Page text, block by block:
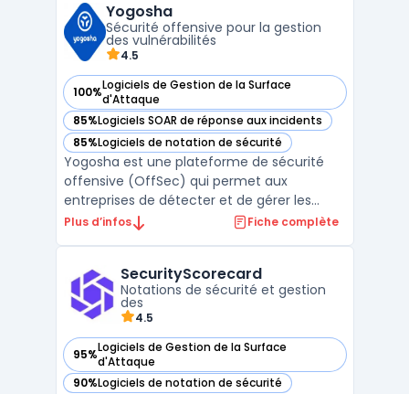
conformité afin de cartographier
configurations, ident ...
Yogosha
Sécurité offensive pour la gestion
des vulnérabilités
4.5
100%Logiciels de Gestion de la Surface
d'Attaque
— voir Yogosha dans cette catégorie
85%Logiciels SOAR de réponse aux incidents
— voir Yogosha dans cette catégorie
85%Logiciels de notation de sécurité
— voir Yogosha dans cette catégorie
Yogosha est une plateforme de sécurité
offensive (OffSec) qui permet aux
entreprises de détecter et de gérer les
vulnérabilités informatiques avant qu'elles
peuvent bénéficier de l'expertise d'une
communauté d'élite de hack ...
Plus d’infos Fiche complète
SecurityScorecard
Notations de sécurité et gestion
des
4.5
95%Logiciels de Gestion de la Surface
d'Attaque
— voir SecurityScorecard dans cette catégorie
90%Logiciels de notation de sécurité
— voir SecurityScorecard dans cette catégorie